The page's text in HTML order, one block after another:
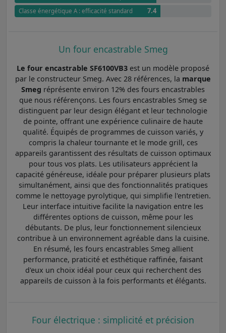
Classe énergétique A : efficacité standard 7.4
Un four encastrable Smeg
Le four encastrable SF6100VB3 est un modèle proposé
par le constructeur Smeg. Avec 28 références, la marque
Smeg réprésente environ 12% des fours encastrables
que nous référençons. Les fours encastrables Smeg se
distinguent par leur design élégant et leur technologie
de pointe, offrant une expérience culinaire de haute
qualité. Équipés de programmes de cuisson variés, y
compris la chaleur tournante et le mode grill, ces
appareils garantissent des résultats de cuisson optimaux
pour tous vos plats. Les utilisateurs apprécient la
capacité généreuse, idéale pour préparer plusieurs plats
simultanément, ainsi que des fonctionnalités pratiques
comme le nettoyage pyrolytique, qui simplifie l'entretien.
Leur interface intuitive facilite la navigation entre les
différentes options de cuisson, même pour les
débutants. De plus, leur fonctionnement silencieux
contribue à un environnement agréable dans la cuisine.
En résumé, les fours encastrables Smeg allient
performance, praticité et esthétique raffinée, faisant
d'eux un choix idéal pour ceux qui recherchent des
appareils de cuisson à la fois performants et élégants.
Four électrique : simplicité et précision